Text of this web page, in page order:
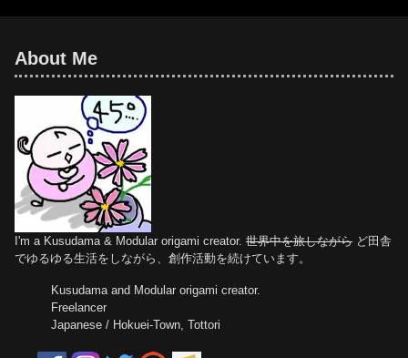
About Me
I'm a Kusudama & Modular origami creator. 世界中を旅しながら ど田舎
でゆるゆる生活をしながら、創作活動を続けています。
Kusudama and Modular origami creator.
Freelancer
Japanese / Hokuei-Town, Tottori